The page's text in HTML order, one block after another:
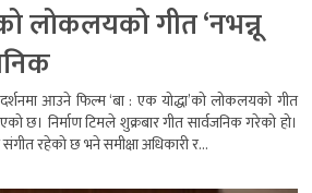
लोकलयको गीत ‘नभन्नू
आउने फिल्म ‘बा : एक योद्धा’को लोकलयको गीत
छ। निर्माण टिमले शुक्रबार गीत सार्वजनिक गरेको हो।
रहेको छ भने समीक्षा अधिकारी र...